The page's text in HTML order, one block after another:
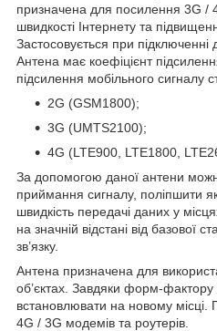
призначена для посилення 3G /
швидкості Інтернету та
Застосовується при
Антена має коефіцієнт
підсилення мобільного сигналу
2G (GSM1800);
3G (UMTS2100);
4G (LTE900, LTE1800,
За допомогою даної антени
приймання сигналу, поліпшити
швидкість передачі даних у
на значній відстані від базової
зв’язку.
Антена призначена для
об’єктах. Завдяки форм-фактору
встановлювати на новому місці.
4G / 3G модемів та роутерів.